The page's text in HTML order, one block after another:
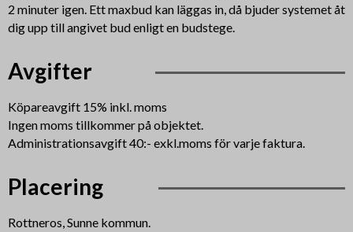
2 minuter igen. Ett maxbud kan läggas in, då bjuder systemet åt
dig upp till angivet bud enligt en budstege.
Avgifter
Köpareavgift 15% inkl. moms
Ingen moms tillkommer på objektet.
Administrationsavgift 40:- exkl.moms för varje faktura.
Placering
Rottneros, Sunne kommun.